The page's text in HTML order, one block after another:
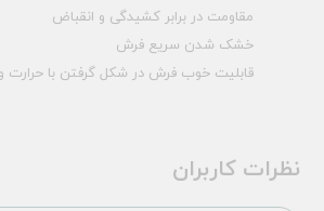
مقاومت در برابر کشیدگی و انقباض
خشک شدن سریع فرش
قابلیت خوب فرش در شکل گرفتن با حرارت و
نظرات کاربران